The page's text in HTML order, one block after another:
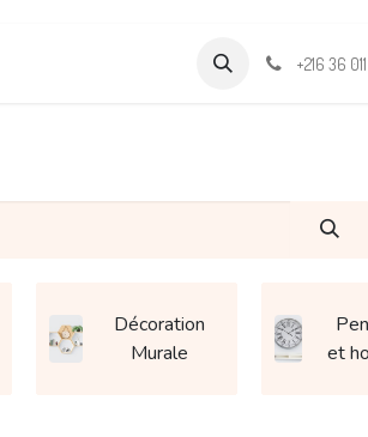
Wamia Marketpalce+216 36
Décoration
Murale
et